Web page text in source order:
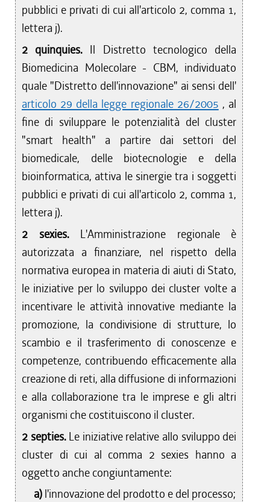
pubblici e privati di cui all'articolo 2, comma 1,
lettera j).
2 quinquies. Il Distretto tecnologico della
Biomedicina Molecolare - CBM, individuato
quale "Distretto dell'innovazione" ai sensi dell'
articolo 29 della legge regionale 26/2005 , al
fine di sviluppare le potenzialità del cluster
"smart health" a partire dai settori del
biomedicale, delle biotecnologie e della
bioinformatica, attiva le sinergie tra i soggetti
pubblici e privati di cui all'articolo 2, comma 1,
lettera j).
2 sexies. L'Amministrazione regionale è
autorizzata a finanziare, nel rispetto della
normativa europea in materia di aiuti di Stato,
le iniziative per lo sviluppo dei cluster volte a
incentivare le attività innovative mediante la
promozione, la condivisione di strutture, lo
scambio e il trasferimento di conoscenze e
competenze, contribuendo efficacemente alla
creazione di reti, alla diffusione di informazioni
e alla collaborazione tra le imprese e gli altri
organismi che costituiscono il cluster.
2 septies. Le iniziative relative allo sviluppo dei
cluster di cui al comma 2 sexies hanno a
oggetto anche congiuntamente:
a) l'innovazione del prodotto e del processo;